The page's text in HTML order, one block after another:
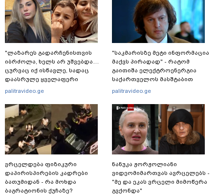
"ლაზარეს გადარჩენისთვის
იბრძოლა, ხელს არ უშვებდა…
ცურვაც იქ ისწავლე, სადაც
დაასრულე ყველაფერი
ხორციელი ცხოვრებიდან" – რას
შვილის ახლობელი?
palitravideo.ge
ვრცელდება ფიზიკური
დაპირისპირების კადრები
ბათუმიდან - რა მოხდა
ბაგრატიონის ქუჩაზე?
"საკმარისზე მეტი ინფორმაცია
მაქვს პირადად" - რატომ
გაითიშა ელექტროენერგია
საქართველოს მასშტაბით
რამდენჯერმე: რას ამბობს
palitravideo.ge
ნანუკა ჟორჟოლიანი
ვიდეომიმართვას ავრცელებს -
"მე და ეკას ვრცელი მიმოწერა
გვქონდა"